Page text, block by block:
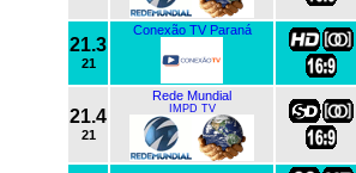
21.3
21
Conexão TV Paraná
21.4
21
Rede Mundial
IMPD TV